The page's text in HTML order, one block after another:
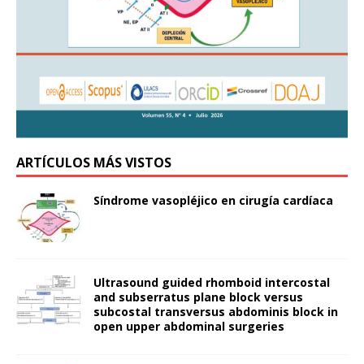
ARTÍCULOS MÁS VISTOS
Síndrome vasopléjico en cirugía cardíaca
Ultrasound guided rhomboid intercostal
and subserratus plane block versus
subcostal transversus abdominis block in
open upper abdominal surgeries